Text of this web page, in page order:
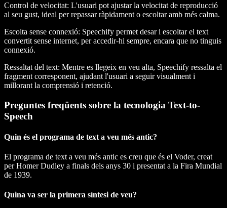
Control de velocitat: L'usuari pot ajustar la velocitat de reproducció
al seu gust, ideal per repassar ràpidament o escoltar amb més calma.
Escolta sense connexió: Speechify permet desar i escoltar el text
convertit sense internet, per accedir-hi sempre, encara que no tinguis
connexió.
Ressaltat del text: Mentre es llegeix en veu alta, Speechify ressalta el
fragment corresponent, ajudant l'usuari a seguir visualment i
millorant la comprensió i retenció.
Preguntes freqüents sobre la tecnologia Text-to-
Speech
Quin és el programa de text a veu més antic?
El programa de text a veu més antic es creu que és el Voder, creat
per Homer Dudley a finals dels anys 30 i presentat a la Fira Mundial
de 1939.
Quina va ser la primera síntesi de veu?